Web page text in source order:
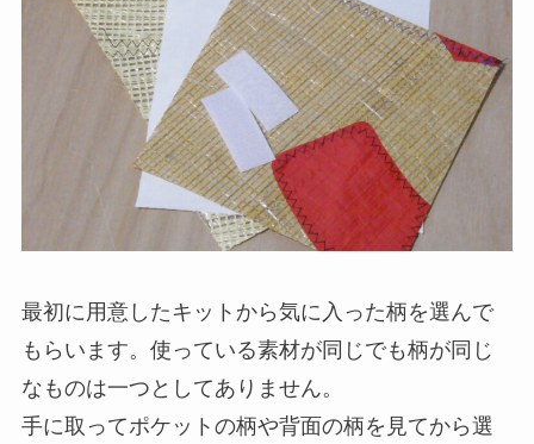
最初に用意したキットから気に入った柄を選んで
もらいます。使っている素材が同じでも柄が同じ
なものは一つとしてありません。
手に取ってポケットの柄や背面の柄を見てから選